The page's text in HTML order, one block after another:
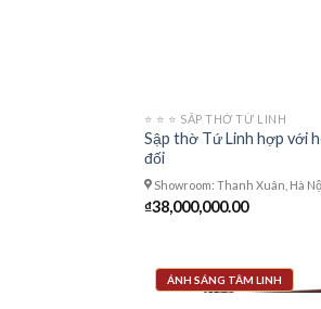
⭐️ ⭐️ ⭐️ SÂP THỜ TỨ LINH
Sập thờ Tứ Linh hợp với
đối
Showroom: Thanh Xuân, Hà
₫38,000,000.00
ÁNH SÁNG TÂM LINH